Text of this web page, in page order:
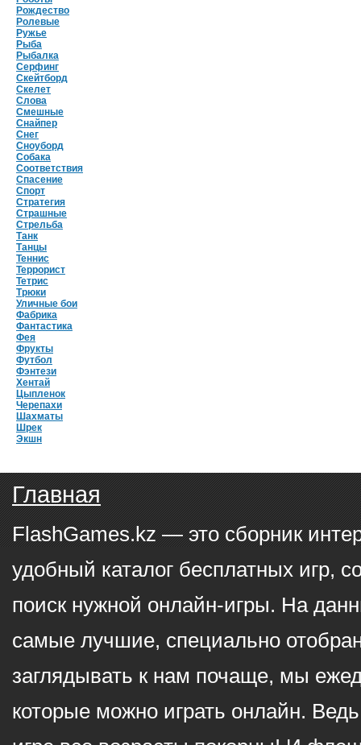
Рождество
Ролевые
Ружье
Рыба
Рыбалка
Серфинг
Скейтборд
Скелет
Слова
Смешные
Снайпер
Снег
Сноуборд
Собака
Соответствия
Спасение
Спорт
Стратегия
Страшные
Стрельба
Танк
Танцы
Теннис
Террорист
Тетрис
Трюки
Уличные бои
Фабрика
Фантастика
Фея
Фрукты
Футбол
Фэнтези
Хентай
Цыпленок
Черепахи
Шахматы
Шрек
Экшн
Главная
FlashGames.kz — это сборник
удобный каталог бесплатных игр,
поиск нужной онлайн-игры. На
самые лучшие, специально
заглядывать к нам почаще, мы
которые можно играть онлайн.